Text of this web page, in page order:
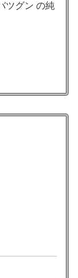
ツグン の純